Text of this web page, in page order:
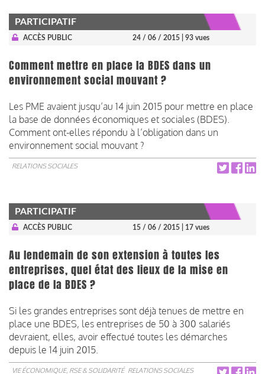
PARTICIPATIF
ACCÈS PUBLIC 24 / 06 / 2015 | 93 vues
Comment mettre en place la BDES dans un
environnement social mouvant ?
Les PME avaient jusqu’au 14 juin 2015 pour mettre en place
la base de données économiques et sociales (BDES).
Comment ont-elles répondu à l’obligation dans un
environnement social mouvant ?
RELATIONS SOCIALES
PARTICIPATIF
ACCÈS PUBLIC 15 / 06 / 2015 | 17 vues
Au lendemain de son extension à toutes les
entreprises, quel état des lieux de la mise en
place de la BDES ?
Si les grandes entreprises sont déjà tenues de mettre en
place une BDES, les entreprises de 50 à 300 salariés
devraient, elles, avoir effectué toutes les démarches
depuis le 14 juin 2015.
VIE ÉCONOMIQUE, RSE & SOLIDARITÉ RELATIONS SOCIALES